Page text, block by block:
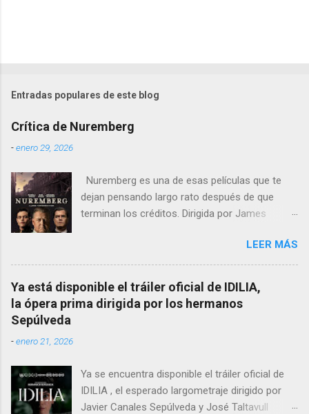
Entradas populares de este blog
Crítica de Nuremberg
-enero 29, 2026
Nuremberg es una de esas películas que te
dejan pensando largo rato después de que
terminan los créditos. Dirigida por James
psicológico se sumerge en los juicios de
Núremberg tras la Segunda Guerra Mundial ,
pero no se limita a recrear eventos judiciales.
En cambio, enfoca su lente en la batalla mental
entre un psiquiatra estadounidense y uno de
LEER MÁS
Ya está disponible el tráiler oficial de IDILIA,
la ópera prima dirigida por los hermanos
Sepúlveda
-enero 21, 2026
Ya se encuentra disponible el tráiler oficial de
IDILIA , el esperado largometraje dirigido por
Javier Canales Sepúlveda y José Taltavull